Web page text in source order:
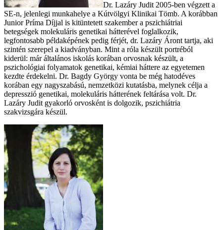
Dr. Lazáry Judit 2005-ben végzett a
SE-n, jelenlegi munkahelye a Kútvölgyi Klinikai Tömb. A korábban
Junior Príma Díjjal is kitüntetett szakember a pszichiátriai
betegségek molekuláris genetikai hátterével foglalkozik,
legfontosabb példaképének pedig férjét, dr. Lazáry Áront tartja, aki
szintén szerepel a kiadványban. Mint a róla készült portréból
kiderül: már általános iskolás korában orvosnak készült, a
pszichológiai folyamatok genetikai, kémiai háttere az egyetemen
kezdte érdekelni. Dr. Bagdy György vonta be még hatodéves
korában egy nagyszabású, nemzetközi kutatásba, melynek célja a
depresszió genetikai, molekuláris hátterének feltárása volt. Dr.
Lazáry Judit gyakorló orvosként is dolgozik, pszichiátria
szakvizsgára készül.